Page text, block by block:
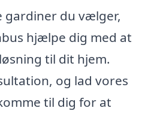
gardiner du vælger,
hjælpe dig med at
til dit hjem.
og lad vores
til dig for at